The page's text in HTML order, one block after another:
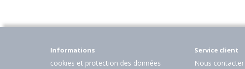
Informations
cookies et protection des données
Service client
Nous contacter